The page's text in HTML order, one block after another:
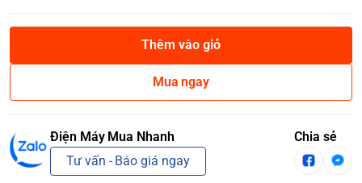
Thêm vào giỏ
Mua ngay
Điện Máy Mua Nhanh
Tư vấn - Báo giá ngay
Chia sẻ